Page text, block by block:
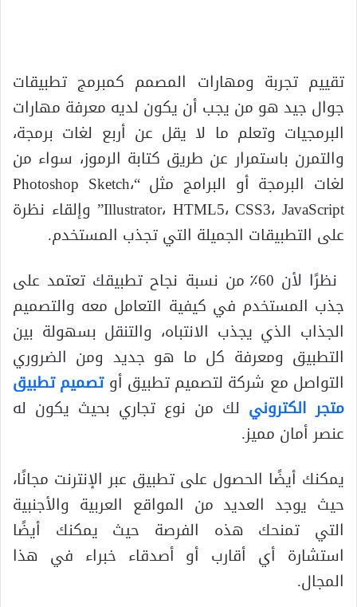
تقييم تجربة ومهارات المصمم كمبرمج تطبيقات
جوال جيد هو من يجب أن يكون لديه معرفة مهارات
البرمجيات وتعلم ما لا يقل عن أربع لغات برمجة،
والتمرن باستمرار عن طريق كتابة الرموز، سواء من
لغات البرمجة أو البرامج مثل “Photoshop Sketch،
Illustrator، HTML5، CSS3، JavaScript” وإلقاء نظرة
على التطبيقات الجميلة التي تجذب المستخدم.
نظرًا لأن 60٪ من نسبة نجاح تطبيقك تعتمد على
جذب المستخدم في كيفية التعامل معه والتصميم
الجذاب الذي يجذب الانتباه، والتنقل بسهولة بين
التطبيق ومعرفة كل ما هو جديد ومن الضروري
التواصل مع شركة لتصميم تطبيق أوتصميم تطبيق
متجر الكتروني لك من نوع تجاري بحيث يكون له
عنصر أمان مميز.
يمكنك أيضًا الحصول على تطبيق عبر الإنترنت مجانًا،
حيث يوجد العديد من المواقع العربية والأجنبية
التي تمنحك هذه الفرصة حيث يمكنك أيضًا
استشارة أي أقارب أو أصدقاء خبراء في هذا
المجال.